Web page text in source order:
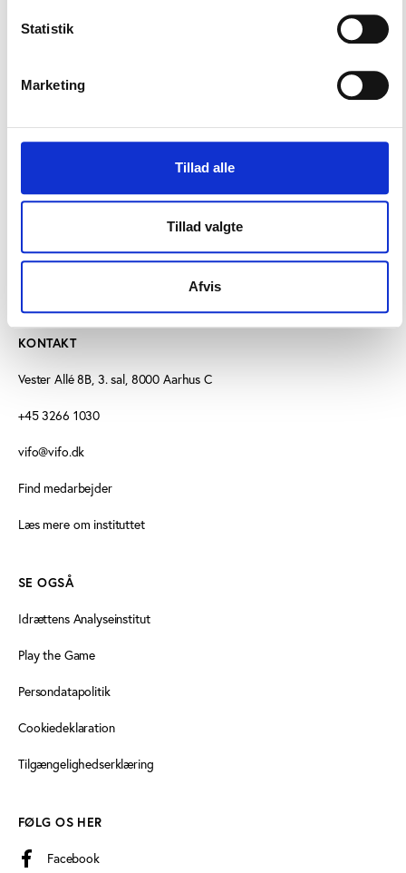
Statistik
Marketing
Tillad alle
Tillad valgte
Afvis
kommunikationsbureauet SIVIL og Steffen Hartje fra
Aftenskolernes Pris er udviklet som et samarbejde
Aarhus, og indstillingerne til de tre priser skal ske til
de relevante oplysningsforbund.
KONTAKT
Vester Allé 8B, 3. sal, 8000 Aarhus C
+45 3266 1030
vifo@vifo.dk
Find medarbejder
Læs mere om instituttet
SE OGSÅ
Idrættens Analyseinstitut
Play the Game
Persondatapolitik
Cookiedeklaration
Tilgængelighedserklæring
FØLG OS HER
Facebook